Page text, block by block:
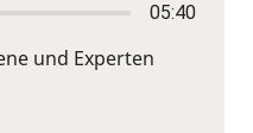
05:40
und Experten